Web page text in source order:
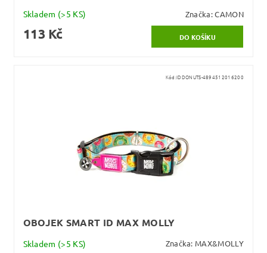
Skladem (>5 KS) Značka:CAMON
113 Kč
Kód:IDDONUTS-4894512016200
OBOJEK SMART ID MAX MOLLY
Skladem (>5 KS) Značka: MAX&MOLLY